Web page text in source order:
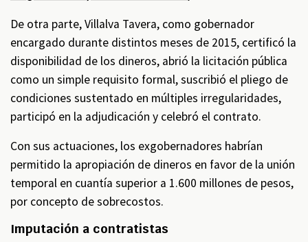
De otra parte, Villalva Tavera, como gobernador
encargado durante distintos meses de 2015, certificó la
disponibilidad de los dineros, abrió la licitación pública
como un simple requisito formal, suscribió el pliego de
condiciones sustentado en múltiples irregularidades,
participó en la adjudicación y celebró el contrato.
Con sus actuaciones, los exgobernadores habrían
permitido la apropiación de dineros en favor de la unión
temporal en cuantía superior a 1.600 millones de pesos,
por concepto de sobrecostos.
Imputación a contratistas